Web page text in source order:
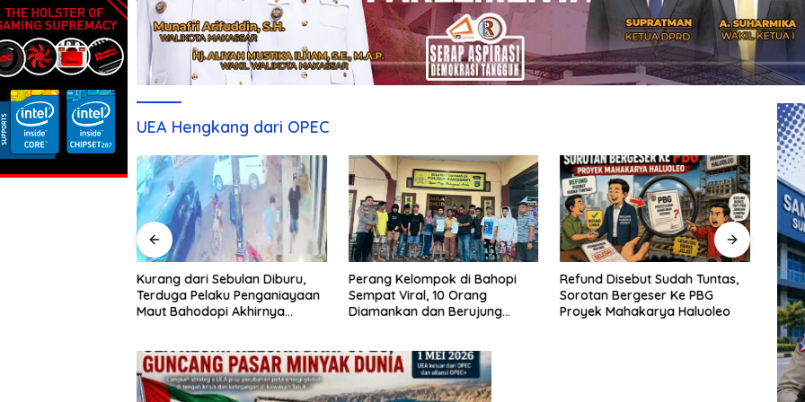
UEA Hengkang dari OPEC
Kurang dari Sebulan Diburu,
Terduga Pelaku Penganiayaan
Maut Bahodopi Akhirnya
Perang Kelompok di Bahopi
Sempat Viral, 10 Orang
Diamankan dan Berujung
Refund Disebut Sudah Tuntas,
Sorotan Bergeser Ke PBG
Proyek Mahakarya Haluoleo